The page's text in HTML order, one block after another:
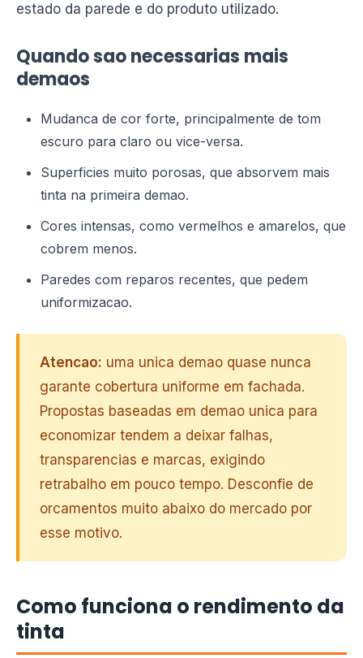
estado da parede e do produto utilizado.
Quando sao necessarias mais
demaos
Mudanca de cor forte, principalmente de tom
escuro para claro ou vice-versa.
Superficies muito porosas, que absorvem mais
tinta na primeira demao.
Cores intensas, como vermelhos e amarelos, que
cobrem menos.
Paredes com reparos recentes, que pedem
uniformizacao.
Atencao: uma unica demao quase nunca
garante cobertura uniforme em fachada.
Propostas baseadas em demao unica para
economizar tendem a deixar falhas,
transparencias e marcas, exigindo
retrabalho em pouco tempo. Desconfie de
orcamentos muito abaixo do mercado por
esse motivo.
Como funciona o rendimento da
tinta